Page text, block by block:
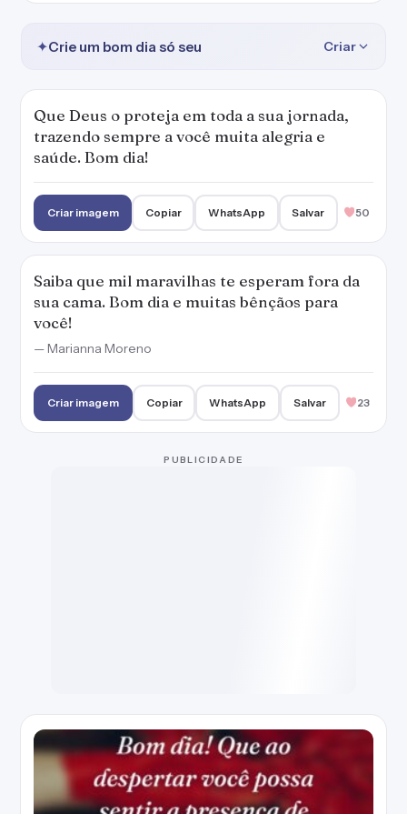
✦Crie um bom dia só seu Criar
Que Deus o proteja em toda a sua jornada,
trazendo sempre a você muita alegria e
saúde. Bom dia!
Criar imagem Copiar WhatsApp Salvar 50
Saiba que mil maravilhas te esperam fora da
sua cama. Bom dia e muitas bênçãos para
você!
— Marianna Moreno
Criar imagem Copiar WhatsApp Salvar 23
Criar imagem Copiar WhatsApp Salvar